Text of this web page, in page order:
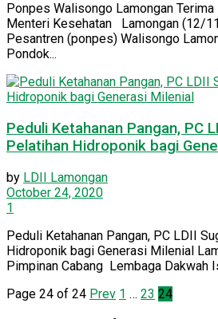
Ponpes Walisongo Lamongan Terima
Menteri Kesehatan Lamongan (12/
Pesantren (ponpes) Walisongo
Pondok...
Peduli Ketahanan Pangan, PC
Pelatihan Hidroponik bagi
by LDII Lamongan
October 24, 2020
1
Peduli Ketahanan Pangan, PC LDII
Hidroponik bagi Generasi Milenial
Pimpinan Cabang Lembaga Dakwah
Page 24 of 24 Prev 1 … 23 24